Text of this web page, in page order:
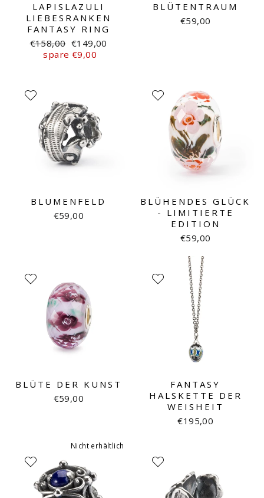
LAPISLAZULI
LIEBESRANKEN
FANTASY RING
Normaler
Preis
€158,00 Sonderpreis
€149,00
spare €9,00
BLÜTENTRAUM
€59,00
BLUMENFELD
€59,00
BLÜHENDES GLÜCK
- LIMITIERTE
EDITION
€59,00
BLÜTE DER KUNST
€59,00
FANTASY
HALSKETTE DER
WEISHEIT
€195,00
Nicht erhältlich